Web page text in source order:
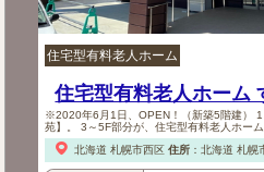
住宅型有料老人ホーム
住宅型有料老人ホーム
※2020年6月1日、OPEN！（新築5階建）
苑】。 3～5F部分が、住宅型有料老人ホー
北海道 札幌市西区 住所： 北海道 札幌